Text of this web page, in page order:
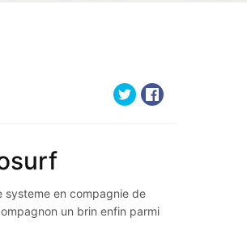
systeme en compagnie de
un brin enfin parmi